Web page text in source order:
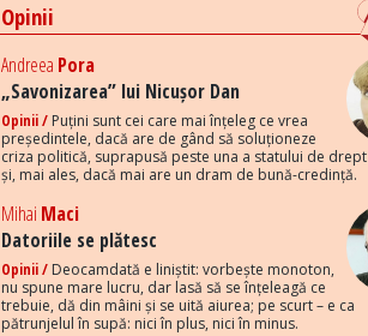
Opinii
Andreea Pora
„Savonizarea” lui Nicușor Dan
Opinii / Puțini sunt cei care mai înțeleg ce vrea
președintele, dacă are de gând să soluționeze
criza politică, suprapusă peste una a statului de drept
și, mai ales, dacă mai are un dram de bună-credință.
Mihai Maci
Datoriile se plătesc
Opinii / Deocamdată e liniștit: vorbește monoton,
nu spune mare lucru, dar lasă să se înțeleagă ce
trebuie, dă din mâini și se uită aiurea; pe scurt – e ca
pătrunjelul în supă: nici în plus, nici în minus.